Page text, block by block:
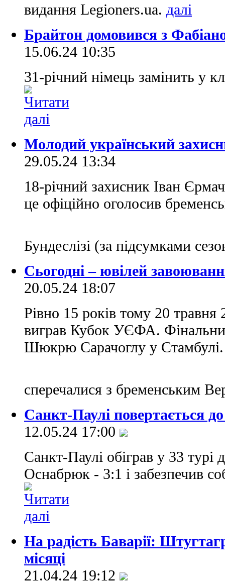
видання Legioners.ua.
Брайтон домовився з
15.06.24 10:35
31-річний німець замінить у
Молодий український
29.05.24 13:34
18-річний захисник Іван
це офіційно оголосив
Бундеслізі (за підсумками
Сьогодні – ювілей
20.05.24 18:07
Рівно 15 років тому 20
виграв Кубок УЄФА.
Шюкрю Сарачоглу у Стамбулі.
сперечалися з бременським
Санкт-Паулі повертається
12.05.24 17:00
Санкт-Паулі обіграв у 33 турі
Оснабрюк - 3:1 і забезпечив
На радість Баварії:
місяці
21.04.24 19:12